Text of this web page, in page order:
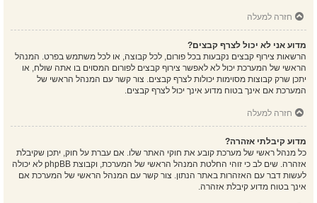
חזרה למעלה
מדוע אני לא יכול לצרף קבצים?
הרשאות צירוף קבצים נקבעות בכל פורום, לכל קבוצה, או לכל משתמש בפרט. המנהל
הראשי של המערכת יכול לא לאפשר צירוף קבצים לפורום המסוים בו אתה שולח, או
יתכן שרק קבוצות מסוימות יכולות לצרף קבצים. צור קשר עם המנהל הראשי של
המערכת אם אינך בטוח מדוע אינך יכול לצרף קבצים.
חזרה למעלה
מדוע קיבלתי אזהרה?
כל מנהל ראשי של מערכת קובע את חוקי האתר שלו. אם עברת על חוק, יתכן שקיבלת
אזהרה. שים לב כי זוהי החלטת המנהל הראשי של המערכת, וקבוצת phpBB לא יכולה
לעשות דבר עם האזהרות באתר הנתון. צור קשר עם המנהל הראשי של המערכת אם
אינך בטוח מדוע קיבלת אזהרה.